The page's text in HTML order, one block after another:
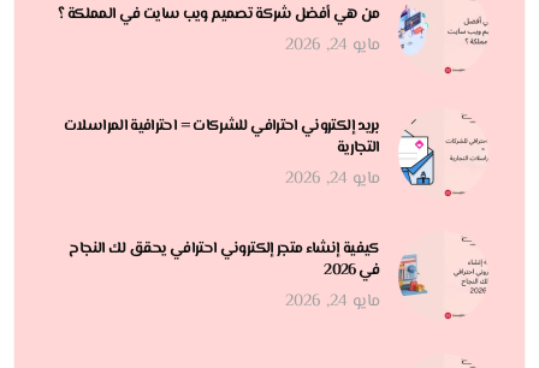
من هي أفضل شركة تصميم ويب سايت في المملكة ؟
مايو 24, 2026
بريد إلكتروني احترافي للشركات = احترافية المراسلات
التجارية
مايو 24, 2026
كيفية إنشاء متجر إلكتروني احترافي يحقق لك النجاح
في 2026
مايو 24, 2026